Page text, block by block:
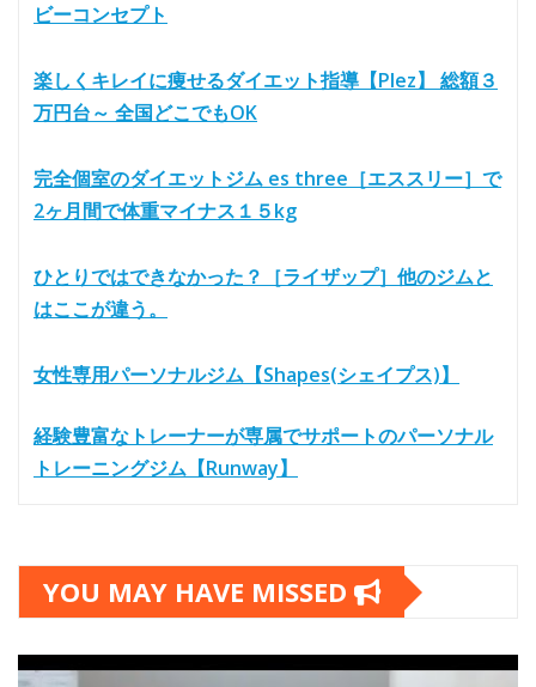
ビーコンセプト
楽しくキレイに痩せるダイエット指導【Plez】 総額３
万円台～ 全国どこでもOK
完全個室のダイエットジム es three［エススリー］で
2ヶ月間で体重マイナス１５kg
ひとりではできなかった？［ライザップ］他のジムと
はここが違う。
女性専用パーソナルジム【Shapes(シェイプス)】
経験豊富なトレーナーが専属でサポートのパーソナル
トレーニングジム【Runway】
YOU MAY HAVE MISSED